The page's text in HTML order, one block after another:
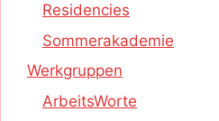
Residencies
Sommerakademie
Werkgruppen
ArbeitsWorte